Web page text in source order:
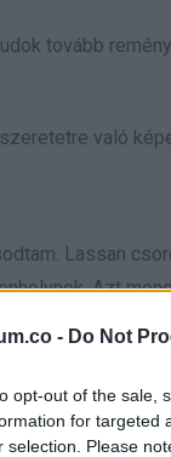
- Do Not
opt-out of the sale,
for targeted
selection. Please
tovább
való
Lassan
Azt
elengedni.
el. A